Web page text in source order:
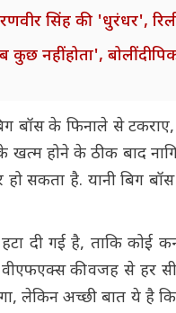
रणवीर सिंह की 'धुरंधर',
नहीं होता', बोलीं
बॉस के फिनाले से
खत्म होने के ठीक बाद
सकता है. यानी बिग
दी गई है, ताकि कोई
की वजह से हर
लेकिन अच्छी बात ये है